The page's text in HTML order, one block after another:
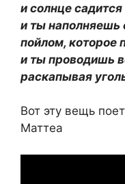
и солнце
и ты наполняешь
пойлом, которое
и ты проводишь
раскапывая
Вот эту вещь
Маттеа